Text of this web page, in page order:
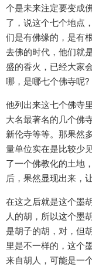
个是未来注定要变成
了，说这个七个地点
们是有佛缘的，是有
去佛的时代，他们就
盛的香火，已经大家
哪，是哪七个佛寺呢?
他列出来这七个佛寺
大名最著名的几个佛
新伦寺等等。那果然
量单位实在是比较少
了一个佛教化的土地
后，果然显现出来，
在这之后就是这个墨
人的胡，所以这个墨
是胡子的胡，对，但
里是不一样的，这个
来自胡人，可能是一